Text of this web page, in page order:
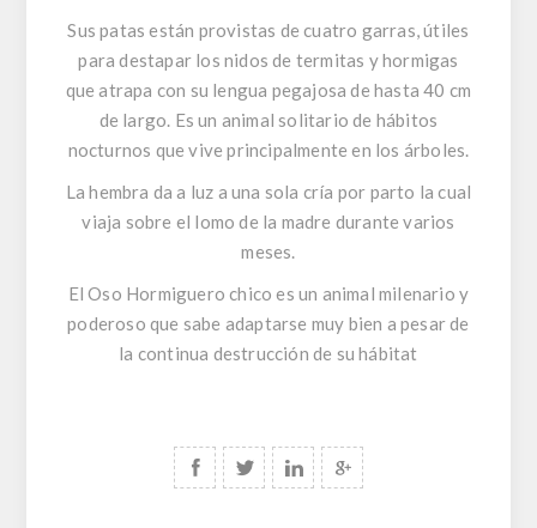
Sus patas están provistas de cuatro garras, útiles
para destapar los nidos de termitas y hormigas
que atrapa con su lengua pegajosa de hasta 40 cm
de largo. Es un animal solitario de hábitos
nocturnos que vive principalmente en los árboles.
La hembra da a luz a una sola cría por parto la cual
viaja sobre el lomo de la madre durante varios
meses.
El Oso Hormiguero chico es un animal milenario y
poderoso que sabe adaptarse muy bien a pesar de
la continua destrucción de su hábitat